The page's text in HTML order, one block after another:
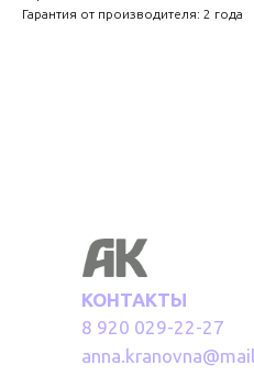
Гарантия от производителя: 2 года
КОНТАКТЫ
8 920 029-22-27